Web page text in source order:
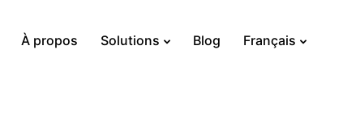
À propos Solutions Blog Français